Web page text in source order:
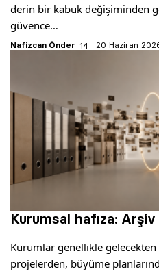
derin bir kabuk değişiminden
güvence…
Nafizcan Önder 20 Haziran
Kurumsal hafıza:
Kurumlar genellikle gelecekten
projelerden, büyüme